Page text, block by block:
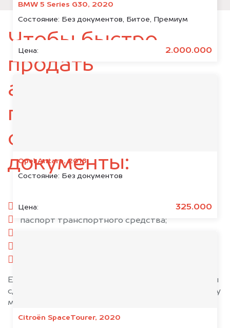
BMW 5 Series G30, 2020
Состояние: Без документов, Битое, Премиум
Цена: 2.000.000
Opel Antara, 2018
Состояние: Без документов
Цена: 325.000
Citroën SpaceTourer, 2020
Чтобы быстро
продать
автомобиль,
подготовьте
следующие
документы:
паспорт гражданина РФ;
паспорт транспортного средства;
Если у вас нет всех документов, то наши юристы
сделают всё возможное, чтобы оформить сделку
максимально быстро!